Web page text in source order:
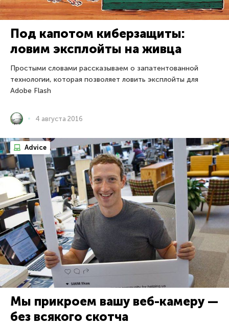
Под капотом киберзащиты:
ловим эксплойты на живца
Простыми словами рассказываем о запатентованной
технологии, которая позволяет ловить эксплойты для
Adobe Flash
4 августа 2016
Advice
Мы прикроем вашу веб-камеру —
без всякого скотча